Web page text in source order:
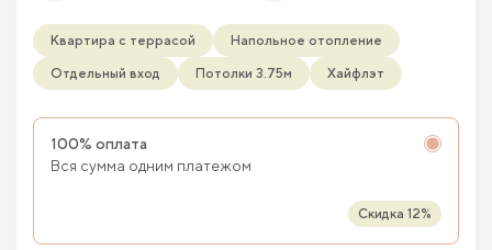
Квартира с террасой Напольное отопление
Отдельный вход Потолки 3.75м Хайфлэт
100% оплата
Вся сумма одним платежом
Скидка 12%